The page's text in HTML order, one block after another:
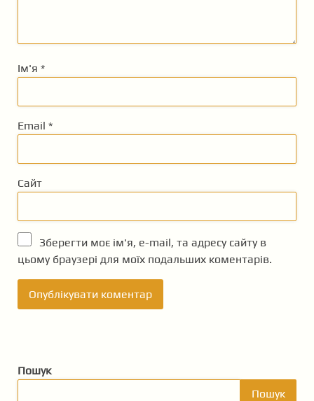
Ім'я *
Email *
Сайт
Зберегти моє ім'я, e-mail, та адресу сайту в
цьому браузері для моїх подальших коментарів.
Пошук
Пошук